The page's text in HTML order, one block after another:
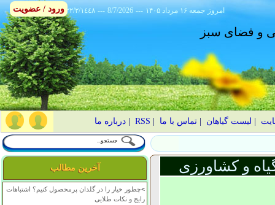
٢٢/٢/١٤٤٨ --- 8/7/2026 --- ۱۴۰۵ جمعه ۱۶ مرداد امروز
و فضای سبز
لیست گیاهان |تماس با ما RSS
|درباره ما
آخرین مطالب
>چطور خیار را در گلدان پرمحصول کنیم؟ اشتباهات
رایج و نکات طلایی
و کشاورزی
ورود / عضویت